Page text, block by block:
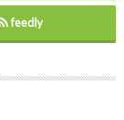
feedly